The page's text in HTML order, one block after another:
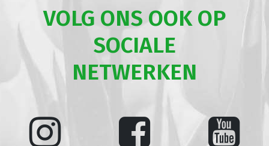
VOLG ONS OOK OP
SOCIALE
NETWERKEN